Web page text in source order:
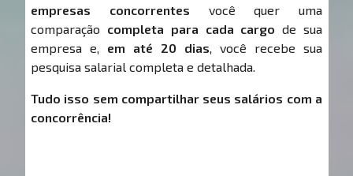
empresas concorrentes você quer uma
comparação completa para cada cargo de sua
empresa e, em até 20 dias, você recebe sua
pesquisa salarial completa e detalhada.
Tudo isso sem compartilhar seus salários com a
concorrência!